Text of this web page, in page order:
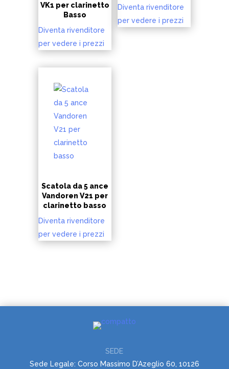
VK1 per clarinetto
Basso
Diventa rivenditore
per vedere i prezzi
Diventa rivenditore
per vedere i prezzi
Scatola da 5 ance
Vandoren V21 per
clarinetto basso
Diventa rivenditore
per vedere i prezzi
SEDE
Sede Legale: Corso Massimo D’Azeglio 60, 10126